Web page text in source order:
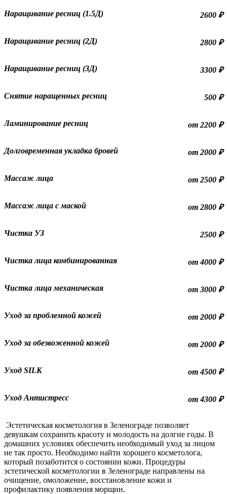
Наращивание ресниц (1.5Д) 2600 ₽
Наращивание ресниц (2Д) 2800 ₽
Наращивание ресниц (3Д) 3300 ₽
Снятие наращенных ресниц 500 ₽
Ламинирование ресниц от 2200 ₽
Долговременная укладка бровей от 2000 ₽
Массаж лица от 2500 ₽
Массаж лица с маской от 2800 ₽
Чистка УЗ 2500 ₽
Чистка лица комбинированная от 4000 ₽
Чистка лица механическая от 3000 ₽
Уход за проблемной кожей от 2000 ₽
Уход за обезвоженной кожей от 2000 ₽
Уход SILK от 4500 ₽
Уход Антистресс от 4300 ₽
Эстетическая косметология в Зеленограде позволяет
девушкам сохранить красоту и молодость на долгие годы. В
домашних условиях обеспечить необходимый уход за лицом
не так просто. Необходимо найти хорошего косметолога,
который позаботится о состоянии кожи. Процедуры
эстетической косметологии в Зеленограде направлены на
очищение, омоложение, восстановление кожи и
профилактику появления морщин.